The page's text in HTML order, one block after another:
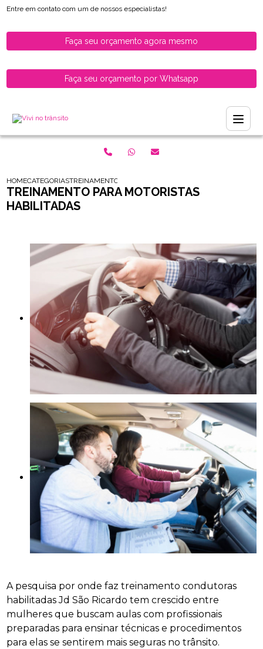
Entre em contato com um de nossos especialistas!
Faça seu orçamento agora mesmo
Faça seu orçamento por Whatsapp
HOMECATEGORIASTREINAMENTO PARA MOTORISTAS HABILITADAS
TREINAMENTO PARA MOTORISTAS
HABILITADAS
A pesquisa por onde faz treinamento condutoras
habilitadas Jd São Ricardo tem crescido entre
mulheres que buscam aulas com profissionais
preparadas para ensinar técnicas e procedimentos
para elas se sentirem mais seguras no trânsito.